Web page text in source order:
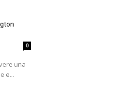
0
una
e...